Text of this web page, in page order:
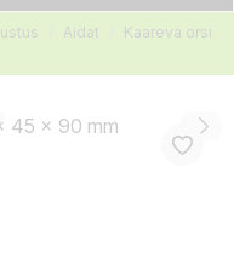
Aidat
Kaareva orsi